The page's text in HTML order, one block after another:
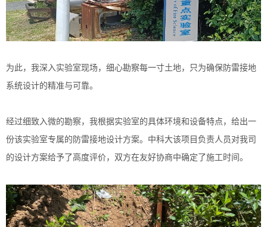
为此，我深入实验室现场，细心勘察每一寸土地，只为确保防雷接地
系统设计的精准与可靠。
经过细致入微的勘察，我根据实验室的具体环境和设备特点，给出一
份该实验室专属的防雷接地设计方案。中科大该项目负责人员对我司
的设计方案给予了高度评价，双方在友好协商中确定了施工时间。